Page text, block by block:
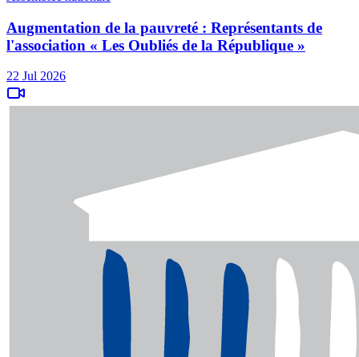
Augmentation de la pauvreté : Représentants de
l'association « Les Oubliés de la République »
22 Jul 2026